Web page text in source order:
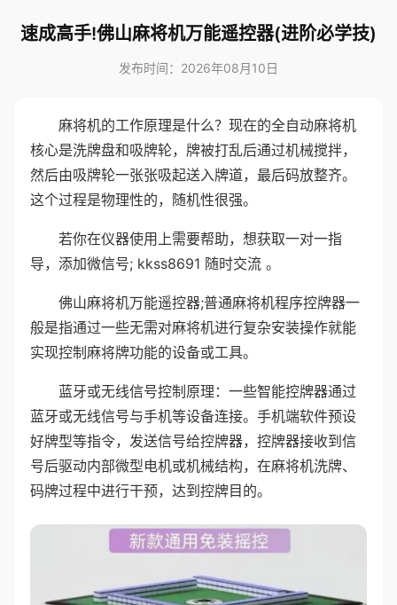
速成高手!佛山麻将机万能遥控器(进阶必学技)
发布时间：2026年08月10日
麻将机的工作原理是什么？现在的全自动麻将机
核心是洗牌盘和吸牌轮，牌被打乱后通过机械搅拌，
然后由吸牌轮一张张吸起送入牌道，最后码放整齐。
这个过程是物理性的，随机性很强。
若你在仪器使用上需要帮助，想获取一对一指
导，添加微信号; kkss8691 随时交流 。
佛山麻将机万能遥控器;普通麻将机程序控牌器一
般是指通过一些无需对麻将机进行复杂安装操作就能
实现控制麻将牌功能的设备或工具。
蓝牙或无线信号控制原理：一些智能控牌器通过
蓝牙或无线信号与手机等设备连接。手机端软件预设
好牌型等指令，发送信号给控牌器，控牌器接收到信
号后驱动内部微型电机或机械结构，在麻将机洗牌、
码牌过程中进行干预，达到控牌目的。